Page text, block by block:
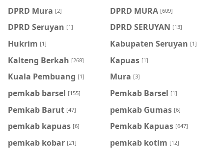
DPRD Mura [2] DPRD MURA [609]
DPRD Seruyan [1] DPRD SERUYAN [13]
Hukrim [1] Kabupaten Seruyan [1]
Kalteng Berkah [268] Kapuas [1]
Kuala Pembuang [1] Mura [3]
pemkab barsel [155] Pemkab Barsel [1]
Pemkab Barut [47] pemkab Gumas [6]
pemkab kapuas [6] Pemkab Kapuas [647]
pemkab kobar [21] pemkab kotim [12]